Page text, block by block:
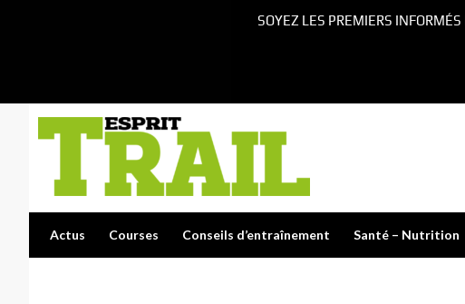
Actus Courses Conseils d’entraînement Santé – Nutrition
SOYEZ LES PREMIERS